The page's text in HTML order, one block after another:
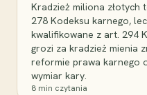
Kradzież miliona złotych
278 Kodeksu karnego,
kwalifikowane z art. 294
grozi za kradzież mienia
reformie prawa karnego
wymiar kary.
8 min czytania